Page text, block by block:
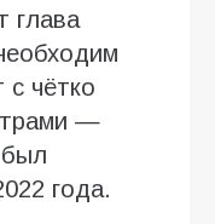
глава
чётко
—
был
года.